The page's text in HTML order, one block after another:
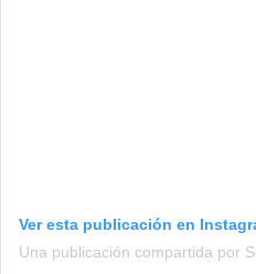
Ver esta publicación en